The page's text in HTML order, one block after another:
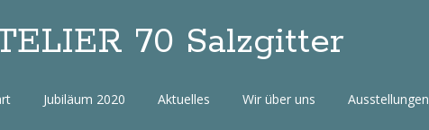
70 Salzgitter
Jubiläum 2020 Aktuelles Wir über uns Ausstellungen